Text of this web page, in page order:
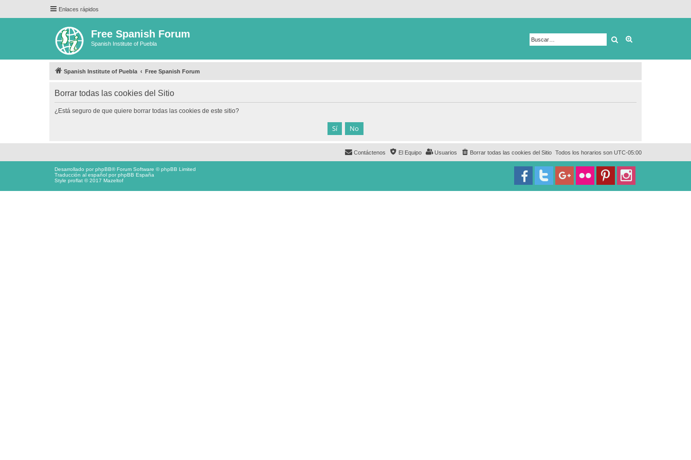
Enlaces rápidos
Free Spanish Forum
Spanish Institute of Puebla Buscar
Spanish Institute of Puebla Free Spanish Forum
Borrar todas las cookies del Sitio
¿Está seguro de que quiere borrar todas las cookies de este sitio?
Todos los horarios son UTC-05:00
Borrar todas las cookies del Sitio
Usuarios
El Equipo
Contáctenos
Desarrollado porphpBB® Forum Software © phpBB Limited
Traducción al español porphpBB España
Style proflat © 2017 Mazeltof